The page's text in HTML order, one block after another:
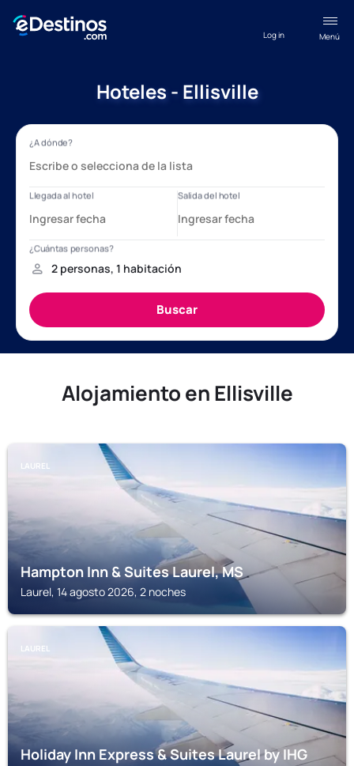
Menú
Log in
Hoteles - Ellisville
Alojamiento en Ellisville
LAUREL
Hampton Inn & Suites Laurel, MS
Laurel, 14 agosto 2026, 2 noches
LAUREL
Holiday Inn Express & Suites Laurel by IHG